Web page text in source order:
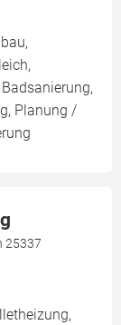
Planung /
25337